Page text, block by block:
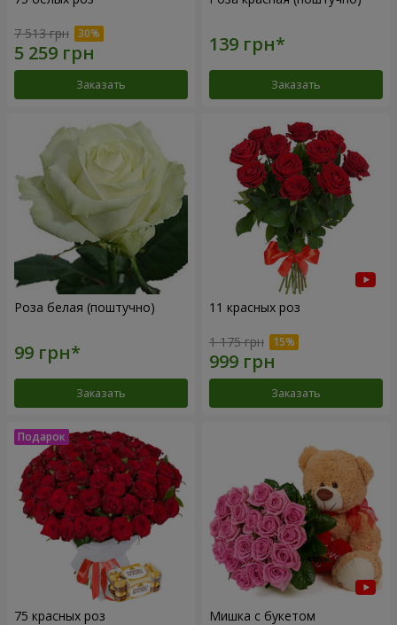
7 513 грн
Заказать Заказать
Роза белая (поштучно)
Заказать
11 красных роз
1 175 грн
Заказать
75 красных роз Мишка с букетом